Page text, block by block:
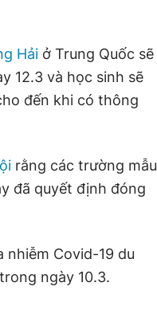
Hải ở Trung Quốc sẽ
12.3 và học sinh sẽ
đến khi có thông
rằng các trường mẫu
đã quyết định đóng
nhiễm Covid-19 du
ngày 10.3.